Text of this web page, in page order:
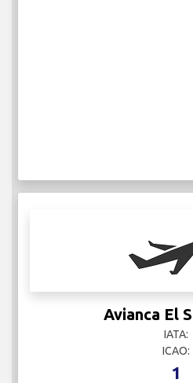
Avianca El
IATA:
ICAO:
1